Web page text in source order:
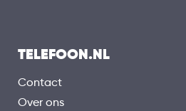
TELEFOON.NL
Contact
Over ons